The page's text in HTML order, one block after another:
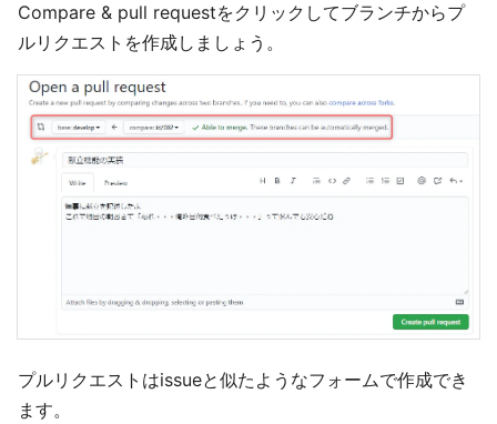
Compare & pull requestをクリックしてブランチからプ
ルリクエストを作成しましょう。
プルリクエストはissueと似たようなフォームで作成でき
ます。